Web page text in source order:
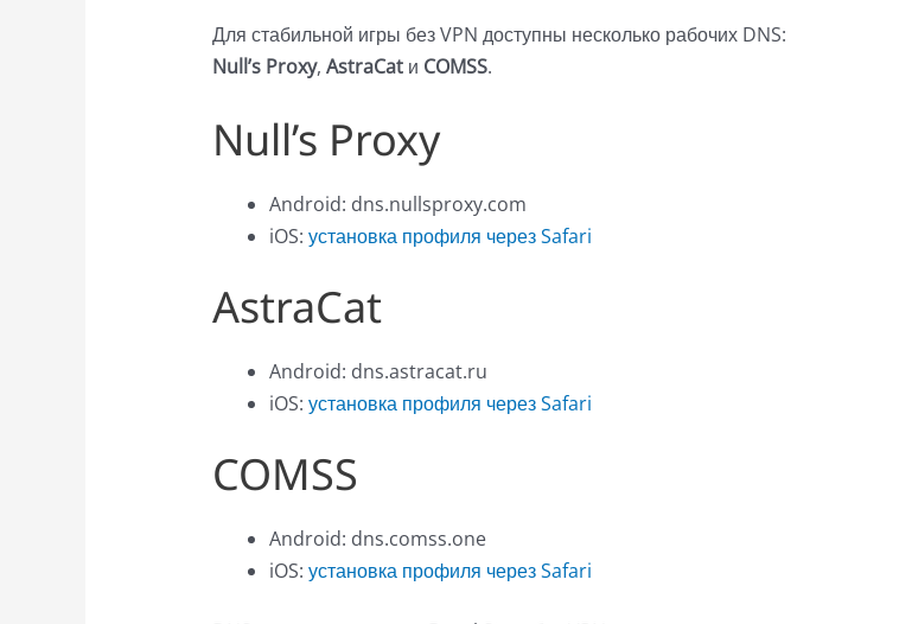
Для стабильной игры без VPN доступны несколько рабочих DNS:
Null’s Proxy, AstraCatи COMSS.
Null’s Proxy
Android: dns.nullsproxy.com
iOS: установка профиля через Safari
AstraCat
Android: dns.astracat.ru
iOS: установка профиля через Safari
COMSS
Android: dns.comss.one
iOS: установка профиля через Safari